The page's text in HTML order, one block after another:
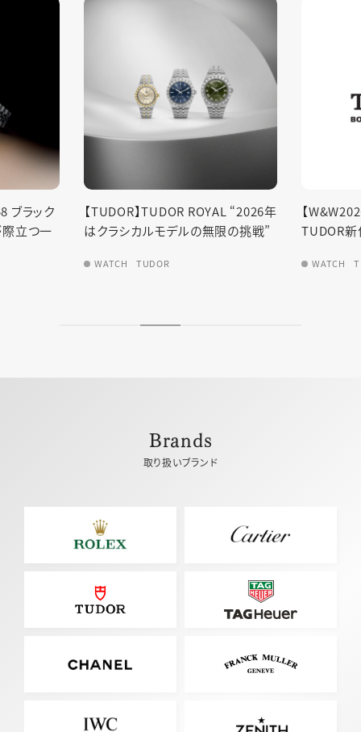
“2026年
の挑戦”
【W&W2026間近】2025年の
TUDOR新作振り返り
WATCH TUDOR
【
イト―
WATCH
Brands
取り扱いブランド